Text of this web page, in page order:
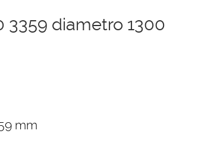
3359 diametro 1300
mm